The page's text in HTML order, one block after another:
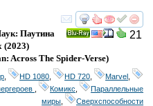
смотреть
21
Паутина
(2023)
Across The Spider-Verse)
HD 1080 HD 720 Marvel
Комикс
Параллельные
миры
Сверхспособности